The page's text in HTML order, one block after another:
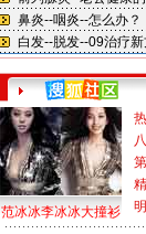
范冰冰李冰冰大撞衫